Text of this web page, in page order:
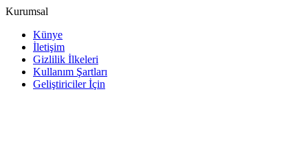
Kurumsal
Künye
İletişim
Gizlilik İlkeleri
Kullanım Şartları
Geliştiriciler İçin